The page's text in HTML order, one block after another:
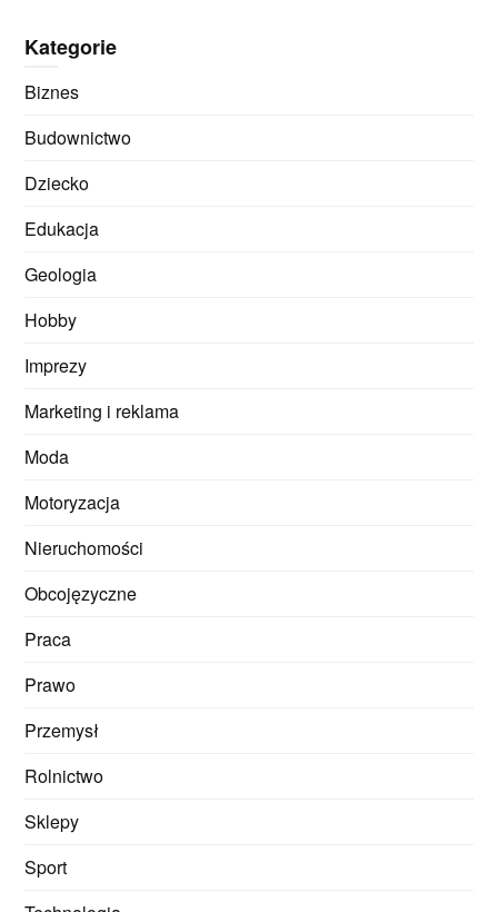
Kategorie
Biznes
Budownictwo
Dziecko
Edukacja
Geologia
Hobby
Imprezy
Marketing i reklama
Moda
Motoryzacja
Nieruchomości
Obcojęzyczne
Praca
Prawo
Przemysł
Rolnictwo
Sklepy
Sport